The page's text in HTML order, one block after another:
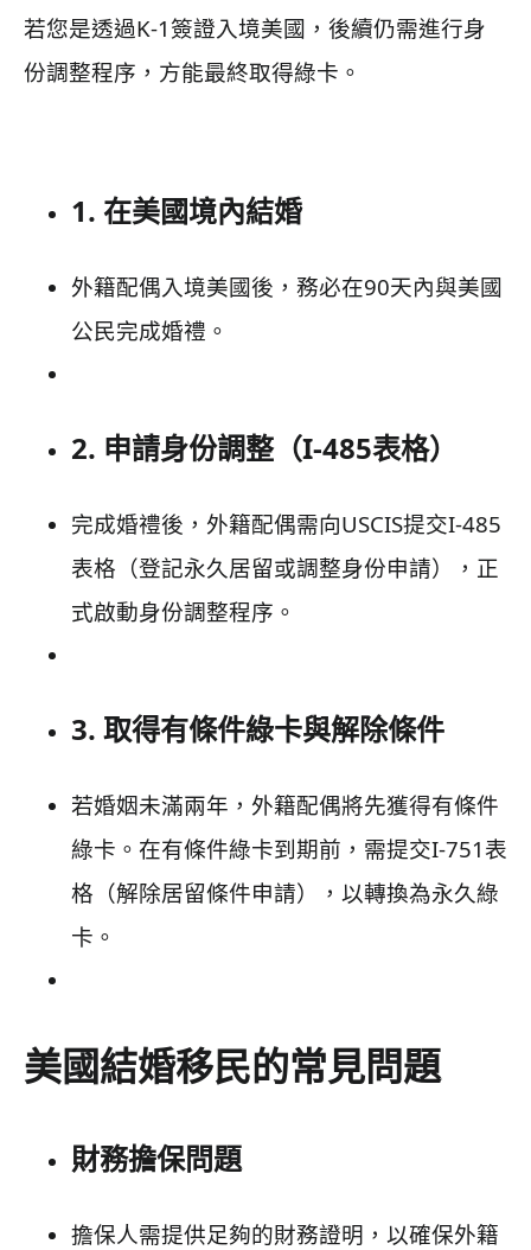
若您是透過K-1簽證入境美國，後續仍需進行身
份調整程序，方能最終取得綠卡。
1. 在美國境內結婚
外籍配偶入境美國後，務必在90天內與美國
公民完成婚禮。
2. 申請身份調整（I-485表格）
完成婚禮後，外籍配偶需向USCIS提交I-485
表格（登記永久居留或調整身份申請），正
式啟動身份調整程序。
3. 取得有條件綠卡與解除條件
若婚姻未滿兩年，外籍配偶將先獲得有條件
綠卡。在有條件綠卡到期前，需提交I-751表
格（解除居留條件申請），以轉換為永久綠
卡。
美國結婚移民的常見問題
財務擔保問題
擔保人需提供足夠的財務證明，以確保外籍